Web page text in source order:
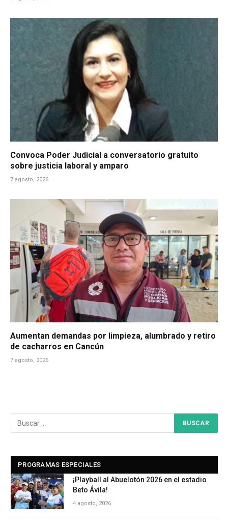
Convoca Poder Judicial a conversatorio gratuito
sobre justicia laboral y amparo
7 agosto, 2026
Aumentan demandas por limpieza, alumbrado y retiro
de cacharros en Cancún
7 agosto, 2026
PROGRAMAS ESPECIALES
¡Playball al Abuelotón 2026 en el estadio
Beto Ávila!
4 agosto, 2026